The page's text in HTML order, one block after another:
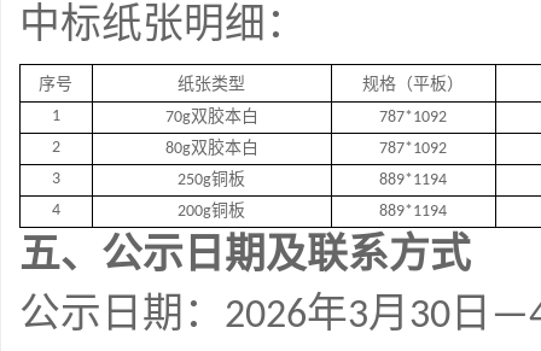
中标纸张明细：
序号 纸张类型
规格（平板）
1
70g双胶本白
787*1092
2
80g双胶本白
787*1092
3
250g铜板
889*1194
4
200g铜板 889*1194
五、公示日期及联系方式
公示日期： 2026年3月 30 日 —